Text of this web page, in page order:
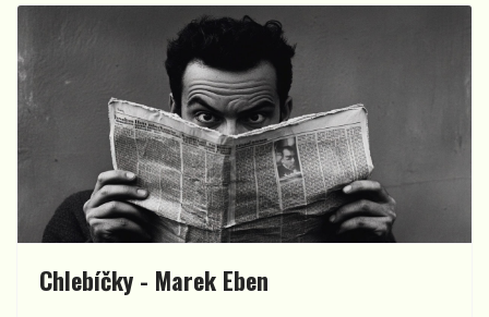
Chlebíčky - Marek Eben